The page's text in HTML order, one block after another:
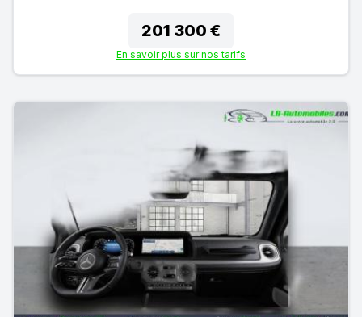
201 300 €
En savoir plus sur nos tarifs